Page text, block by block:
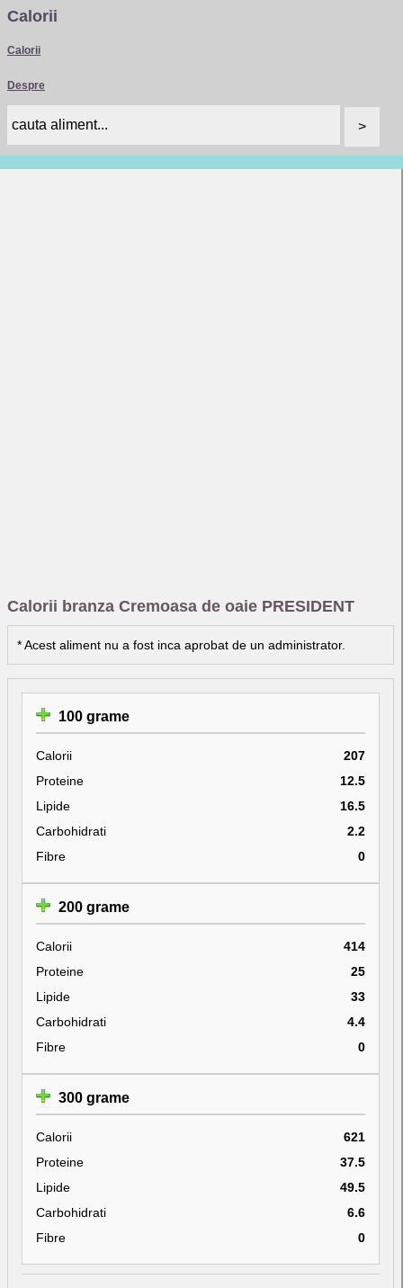
Calorii
Calorii
Despre
Calorii branza Cremoasa de oaie PRESIDENT
* Acest aliment nu a fost inca aprobat de un administrator.
100 grame
Calorii
207
Proteine
12.5
Lipide
16.5
Carbohidrati
2.2
Fibre
0
200 grame
Calorii
414
Proteine
25
Lipide
33
Carbohidrati
4.4
Fibre
0
300 grame
Calorii
621
Proteine
37.5
Lipide
49.5
Carbohidrati
6.6
Fibre
0